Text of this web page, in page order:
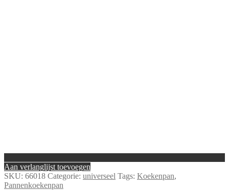
Aan verlanglijst toevoegen
SKU: 66018 Categorie: universeel Tags: Koekenpan,
Pannenkoekenpan